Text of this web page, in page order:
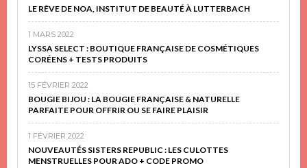
LE RÊVE DE NOA, INSTITUT DE BEAUTÉ À LUTTERBACH
1 MARS 2022
LYSSA SELECT : BOUTIQUE FRANÇAISE DE COSMÉTIQUES
CORÉENS + TESTS PRODUITS
15 FÉVRIER 2022
BOUGIE BIJOU : LA BOUGIE FRANÇAISE & NATURELLE
PARFAITE POUR OFFRIR OU SE FAIRE PLAISIR
1 FÉVRIER 2022
NOUVEAUTÉS SISTERS REPUBLIC : LES CULOTTES
MENSTRUELLES POUR ADO + CODE PROMO